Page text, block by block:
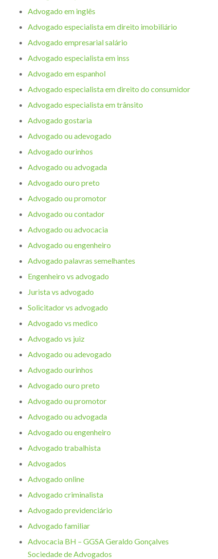
Advogado em inglês
Advogado especialista em direito imobiliário
Advogado empresarial salário
Advogado especialista em inss
Advogado em espanhol
Advogado especialista em direito do consumidor
Advogado especialista em trânsito
Advogado gostaria
Advogado ou adevogado
Advogado ourinhos
Advogado ou advogada
Advogado ouro preto
Advogado ou promotor
Advogado ou contador
Advogado ou advocacia
Advogado ou engenheiro
Advogado palavras semelhantes
Engenheiro vs advogado
Jurista vs advogado
Solicitador vs advogado
Advogado vs medico
Advogado vs juiz
Advogado ou adevogado
Advogado ourinhos
Advogado ouro preto
Advogado ou promotor
Advogado ou advogada
Advogado ou engenheiro
Advogado trabalhista
Advogados
Advogado online
Advogado criminalista
Advogado previdenciário
Advogado familiar
Advocacia BH – GGSA Geraldo Gonçalves
Sociedade de Advogados